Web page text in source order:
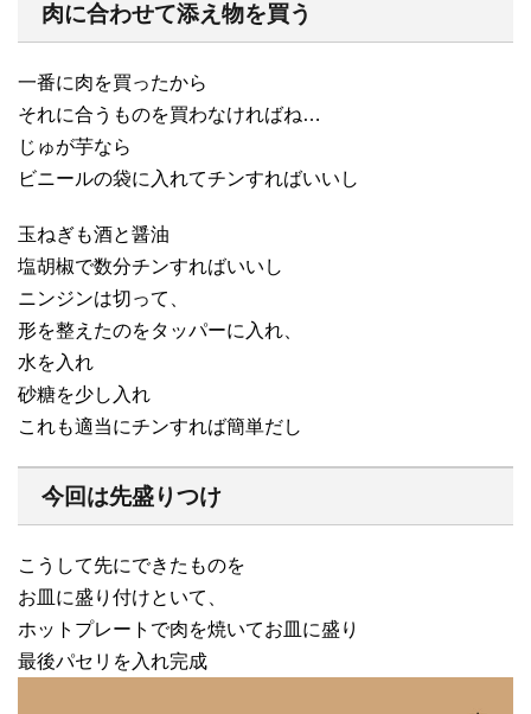
肉に合わせて添え物を買う
一番に肉を買ったから
それに合うものを買わなければね…
じゅが芋なら
ビニールの袋に入れてチンすればいいし
玉ねぎも酒と醤油
塩胡椒で数分チンすればいいし
ニンジンは切って、
形を整えたのをタッパーに入れ、
水を入れ
砂糖を少し入れ
これも適当にチンすれば簡単だし
今回は先盛りつけ
こうして先にできたものを
お皿に盛り付けといて、
ホットプレートで肉を焼いてお皿に盛り
最後パセリを入れ完成